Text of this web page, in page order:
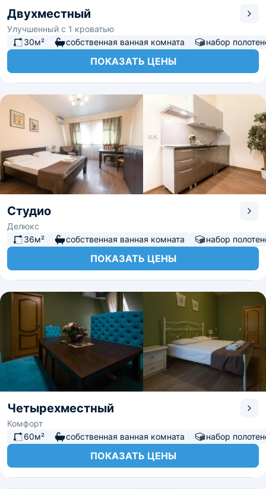
Двухместный
Улучшенный с 1 кроватью
30м²
собственная ванная комната набор
ПОКАЗАТЬ ЦЕНЫ
Студио
Делюкс
36м²
собственная ванная комната набор
ПОКАЗАТЬ ЦЕНЫ
Четырехместный
Комфорт
60м²
собственная ванная комната набор
ПОКАЗАТЬ ЦЕНЫ